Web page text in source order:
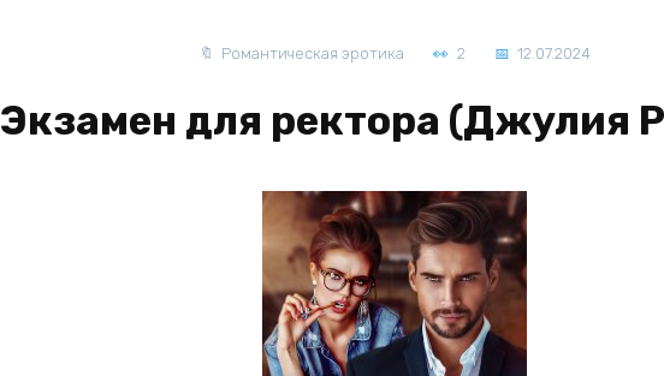
Романтическая эротика 2 12.07.2024
Экзамен для ректора (Джулия